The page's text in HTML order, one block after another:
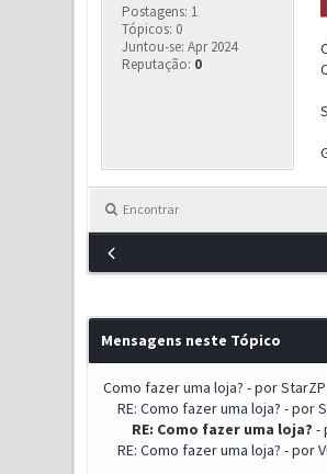
Postagens: 1
Tópicos: 0
Juntou-se: Apr 2024
Reputação: 0
Encontrar
Mensagens neste Tópico
Como fazer uma loja? - porStarZP
RE: Como fazer uma loja? - por
RE: Como fazer uma loja? -
RE: Como fazer uma loja? - por